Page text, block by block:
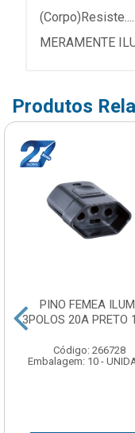
MERAMENTE
Produtos
PINO FEMEA
3POLOS 20A PRETO
Código: 266728
Embalagem: 10 -